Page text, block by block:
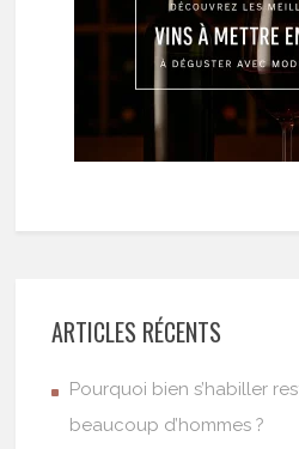
ARTICLES RÉCENTS
Pourquoi bien s’habiller
beaucoup d’hommes ?